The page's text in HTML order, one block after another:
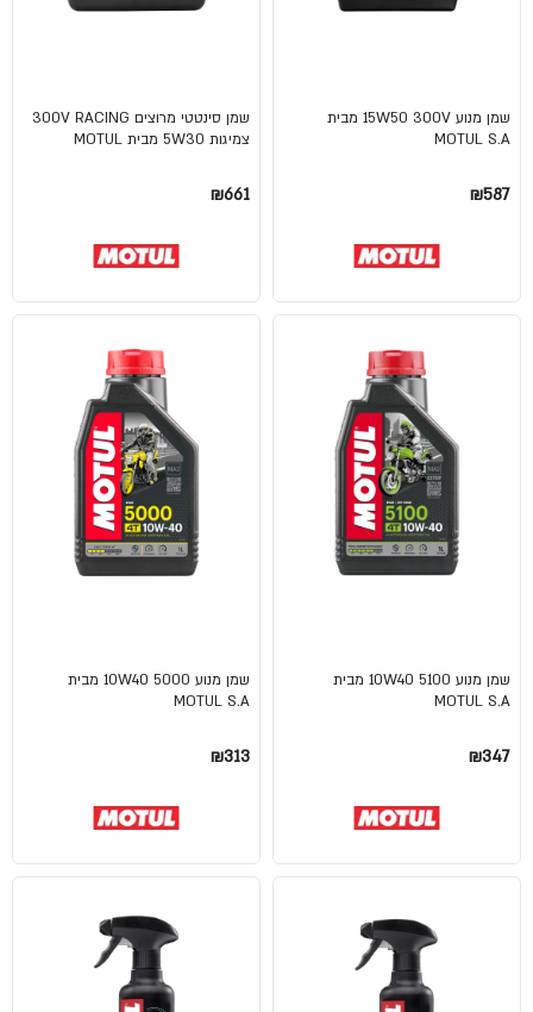
שמן מנוע 15W50 300V מבית
MOTUL S.A
₪587
שמן סינטטי מרוצים 300V RACING
צמיגות 5W30 מבית MOTUL
₪661
שמן מנוע 10W40 5100 מבית
MOTUL S.A
₪347
שמן מנוע 10W40 5000 מבית
MOTUL S.A
₪313